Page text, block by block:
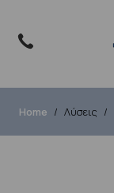
Home Λύσεις